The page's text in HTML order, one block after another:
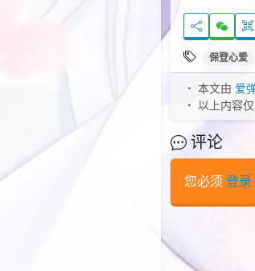
保登心爱
本文由 爱
以上内容
评论
您必须 登录